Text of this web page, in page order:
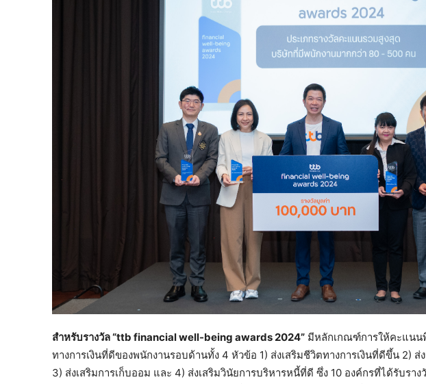
สำหรับรางวัล “ttb financial well-being awards 2024” มีหลักเกณฑ์การให้คะแนน
ทางการเงินที่ดีของพนักงานรอบด้านทั้ง 4 หัวข้อ 1) ส่งเสริมชีวิตทางการเงินที่ดีขึ้น 2) ส่
3) ส่งเสริมการเก็บออม และ 4) ส่งเสริมวินัยการบริหารหนี้ที่ดี ซึ่ง 10 องค์กรที่ได้รับรา